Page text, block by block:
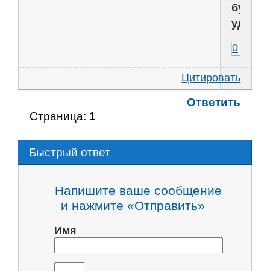
будут
0
Цитировать
Ответить
Страница: 1
Быстрый ответ
Напишите ваше сообщение
и нажмите «Отправить»
Имя